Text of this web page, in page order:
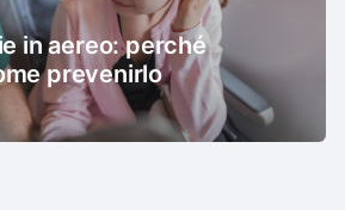
in aereo: perché
prevenirlo